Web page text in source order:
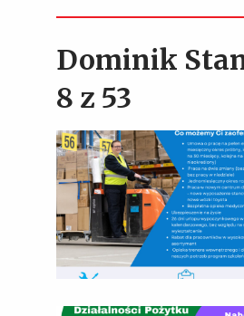
Dominik
8 z 53